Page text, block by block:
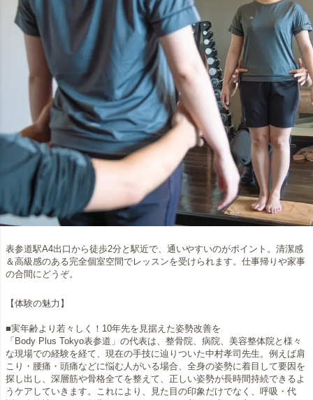
表参道駅A4出口から徒歩2分と駅近で、通いやすいのがポイント。清潔感
＆高級感のある完全個室空間でレッスンを受けられます。仕事帰りや家事
の合間にどうぞ。
【体験の魅力】
■実年齢より若々しく！10年先を見据えた姿勢改善を
「Body Plus Tokyo表参道」の代表は、整骨院、病院、美容整体院と様々
な現場での経験を経て、現在の手技に辿りついた中村孝司先生。例えば肩
こり・腰痛・頭痛などに悩む人がいる場合、全身の姿勢に着目して要因を
探し出し、深層筋や骨格全てを整えて、正しい姿勢が長時間持続できるよ
うケアしていきます。これにより、見た目の印象だけでなく、呼吸・代